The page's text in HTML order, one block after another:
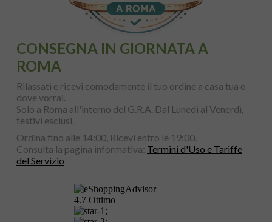
CONSEGNA IN GIORNATA A
ROMA
Rilassati e ricevi comodamente il tuo ordine a casa tua o
dove vorrai.
Solo a Roma all'interno del G.R.A. Dal Lunedì al Venerdì,
festivi esclusi.
Ordina fino alle 14:00, Ricevi entro le 19:00.
Consulta la pagina informativa: Termini d'Uso e Tariffe
del Servizio